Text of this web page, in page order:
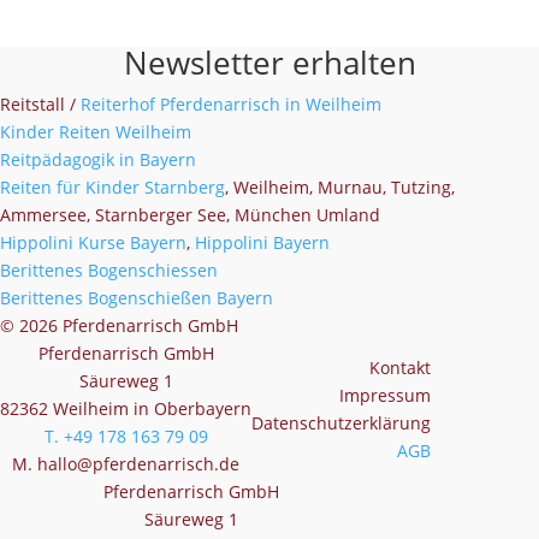
Newsletter erhalten
Reitstall / Reiterhof Pferdenarrisch in Weilheim
Kinder Reiten Weilheim
Reitpädagogik in Bayern
Reiten für Kinder Starnberg, Weilheim, Murnau, Tutzing,
Ammersee, Starnberger See, München Umland
Hippolini Kurse Bayern, Hippolini Bayern
Berittenes Bogenschiessen
Berittenes Bogenschießen Bayern
© 2026 Pferdenarrisch GmbH
Pferdenarrisch GmbH
Säureweg 1
82362 Weilheim in Oberbayern
T. +49 178 163 79 09
M. hallo@pferdenarrisch.de
Kontakt
Impressum
Datenschutzerklärung
AGB
Pferdenarrisch GmbH
Säureweg 1